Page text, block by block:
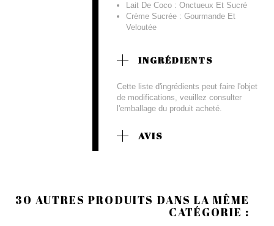
Lait De Coco : Onctueux Et Sucré
Crème Sucrée : Gourmande Et
Veloutée
INGRÉDIENTS
Cette liste d'ingrédients peut faire l'objet
de modifications, veuillez consulter
l'emballage du produit acheté.
AVIS
30 AUTRES PRODUITS DANS LA MÊME
CATÉGORIE :